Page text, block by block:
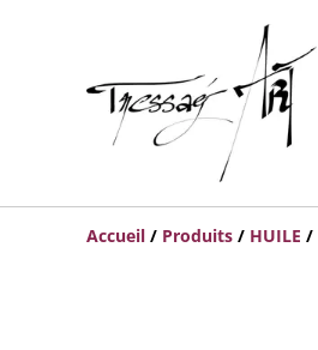
Accueil / Produits / HUILE /